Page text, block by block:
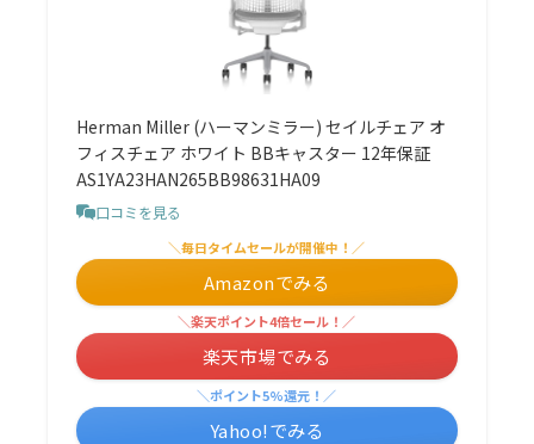
Herman Miller (ハーマンミラー) セイルチェア オ
フィスチェア ホワイト BBキャスター 12年保証
AS1YA23HAN265BB98631HA09
口コミを見る
＼毎日タイムセールが開催中！／
Amazonでみる
＼楽天ポイント4倍セール！／
楽天市場でみる
＼ポイント5%還元！／
Yahoo!でみる